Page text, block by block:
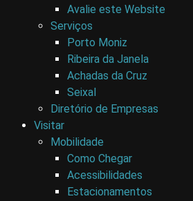
Avalie este Website
Serviços
Porto Moniz
Ribeira da Janela
Achadas da Cruz
Seixal
Diretório de Empresas
Visitar
Mobilidade
Como Chegar
Acessibilidades
Estacionamentos